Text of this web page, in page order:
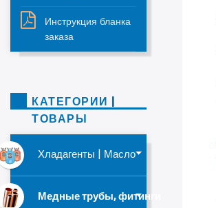
Инструкция бланка
заказа
КАТЕГОРИИ |
ТОВАРЫ
Хладагенты | Масло
Медные трубы, фитинги